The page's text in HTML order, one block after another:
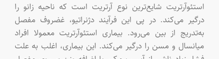
استئوآرتریت شایع‌ترین نوع آرتریت است که ناحیه زانو را
درگیر می‌کند. در پی این فرآیند دژنراتیو، غضروف مفصل
به‌تدریج از بین می‌رود. بیماری استئوآرتریت معمولا افراد
میانسال و مسن را درگیر می‌کند. این بیماری، اغلب به علت